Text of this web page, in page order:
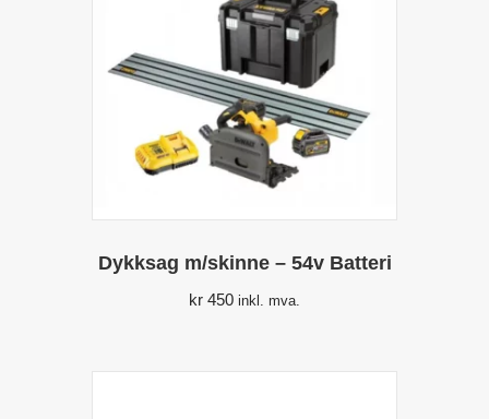
Dykksag m/skinne – 54v Batteri
kr 450 inkl. mva.